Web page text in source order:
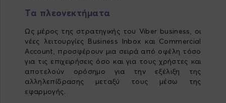
Τα πλεονεκτήματα
Ως μέρος της στρατηγικής του Viber business, οι
νέες λειτουργίες Business Inbox και Commercial
Account, προσφέρουν μια σειρά από οφέλη τόσο
για τις επιχειρήσεις όσο και για τους χρήστες και
αποτελούν ορόσημο για την εξέλιξη της
αλληλεπίδρασης μεταξύ τους μέσω της
εφαρμογής.